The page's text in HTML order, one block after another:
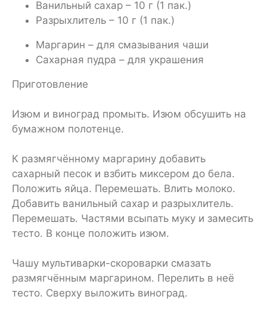
Ванильный сахар – 10 г (1 пак.)
Разрыхлитель – 10 г (1 пак.)
Маргарин – для смазывания чаши
Сахарная пудра – для украшения
Приготовление
Изюм и виноград промыть. Изюм обсушить на
бумажном полотенце.
К размягчённому маргарину добавить
сахарный песок и взбить миксером до бела.
Положить яйца. Перемешать. Влить молоко.
Добавить ванильный сахар и разрыхлитель.
Перемешать. Частями всыпать муку и замесить
тесто. В конце положить изюм.
Чашу мультиварки-скороварки смазать
размягчённым маргарином. Перелить в неё
тесто. Сверху выложить виноград.